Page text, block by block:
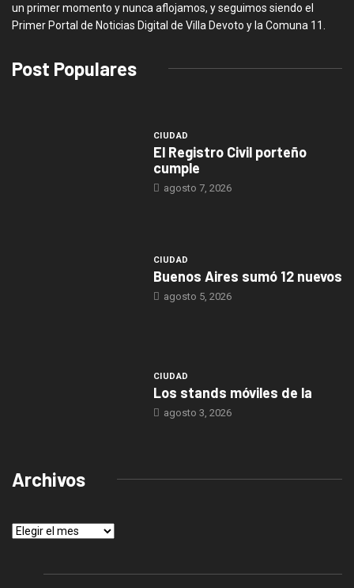
un primer momento y nunca aflojamos, y seguimos siendo el
Primer Portal de Noticias Digital de Villa Devoto y la Comuna 11.
Post Populares
CIUDAD
El Registro Civil porteño
cumple
agosto 7, 2026
CIUDAD
Buenos Aires sumó 12 nuevos
agosto 5, 2026
CIUDAD
Los stands móviles de la
agosto 3, 2026
Archivos
Archivos